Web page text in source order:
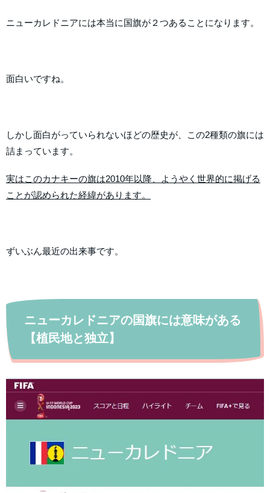
ニューカレドニアには本当に国旗が２つあることになります。
面白いですね。
しかし面白がっていられないほどの歴史が、この2種類の旗には
詰まっています。
実はこのカナキーの旗は2010年以降、ようやく世界的に掲げる
ことが認められた経緯があります。
ずいぶん最近の出来事です。
ニューカレドニアの国旗には意味がある
【植民地と独立】